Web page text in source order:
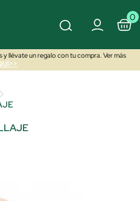
0
llévate un regalo con tu compra. Ver más